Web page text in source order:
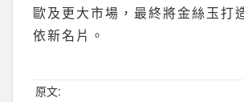
歐及更大市場，最終將金絲玉打
依新名片。
原文: